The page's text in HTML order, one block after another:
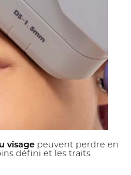
visage peuvent perdre en
défini et les traits